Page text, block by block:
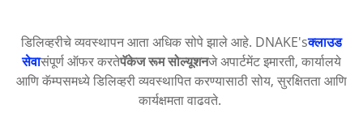
डिलिव्हरीचे व्यवस्थापन आता अधिक सोपे झाले आहे. DNAKE'sक्लाउड
सेवासंपूर्ण ऑफर करतेपॅकेज रूम सोल्यूशनजे अपार्टमेंट इमारती, कार्यालये
आणि कॅम्पसमध्ये डिलिव्हरी व्यवस्थापित करण्यासाठी सोय, सुरक्षितता आणि
कार्यक्षमता वाढवते.